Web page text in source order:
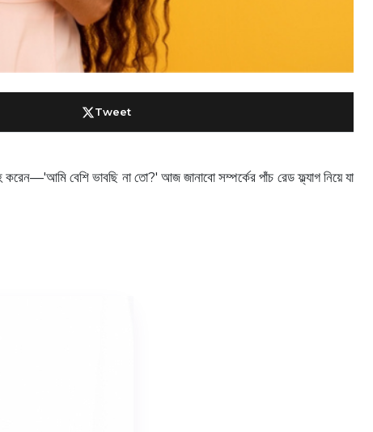
Tweet
বেশি ভাবছি না তো?' আজ জানাবো সম্পর্কের পাঁচ রেড ফ্ল্যাগ নিয়ে যা